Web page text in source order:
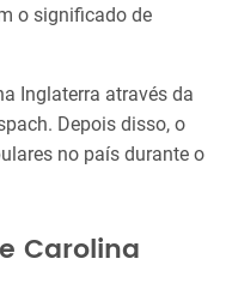
o significado de
Inglaterra através da
Depois disso, o
no país durante o
Carolina